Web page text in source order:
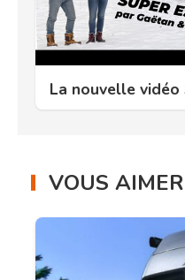
La nouvelle
VOUS